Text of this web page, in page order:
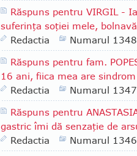
Răspuns pentru VIRGIL -
suferinţa soţiei mele,
Redactia
Numarul 1348
Răspuns pentru fam.
16 ani, fiica mea are
Redactia
Numarul 1347
Răspuns pentru
gastric îmi dă senzaţie de
Redactia
Numarul 1346